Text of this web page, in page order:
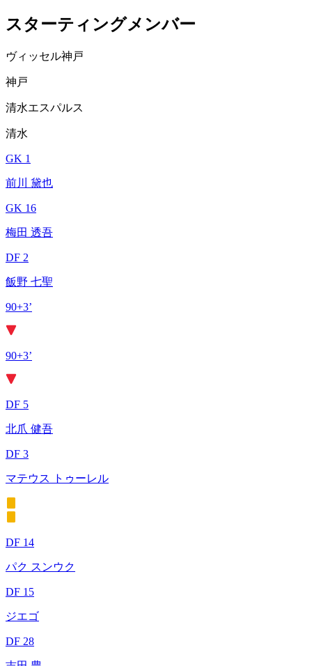
スターティングメンバー
ヴィッセル神戸
神戸
清水エスパルス
清水
GK 1
前川 黛也
GK 16
梅田 透吾
DF 2
飯野 七聖
90+3’
90+3’
DF 5
北爪 健吾
DF 3
マテウス トゥーレル
DF 14
パク スンウク
DF 15
ジエゴ
DF 28